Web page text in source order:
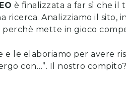
è finalizzata a far sì che il
Analizziamo il sito,
mette in gioco
e le elaboriamo per avere
con…”. Il nostro